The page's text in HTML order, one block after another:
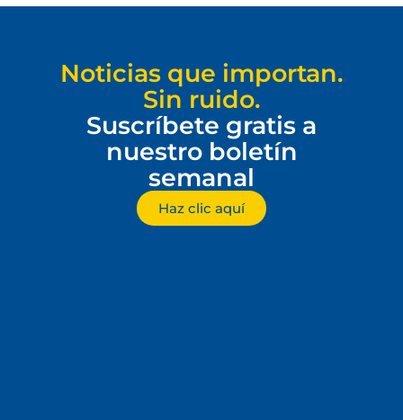
Noticias que importan.
Sin ruido.
Suscríbete gratis a
nuestro boletín
semanal
Haz clic aquí